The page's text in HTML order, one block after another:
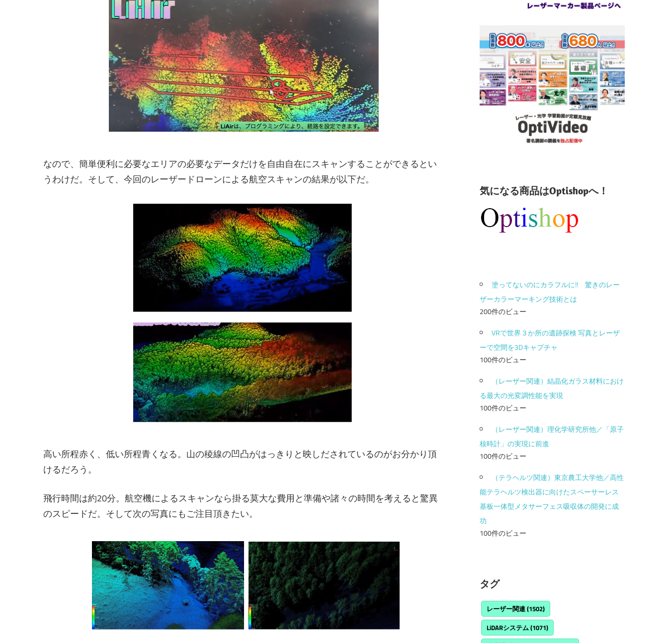
なので、簡単便利に必要なエリアの必要なデータだけを自由自在にスキャンすることができるとい
うわけだ。そして、今回のレーザードローンによる航空スキャンの結果が以下だ。
高い所程赤く、低い所程青くなる。山の稜線の凹凸がはっきりと映しだされているのがお分かり頂
けるだろう。
飛行時間は約20分。航空機によるスキャンなら掛る莫大な費用と準備や諸々の時間を考えると驚異
のスピードだ。そして次の写真にもご注目頂きたい。
気になる商品はOptishopへ！
塗ってないのにカラフルに!! 驚きのレー
ザーカラーマーキング技術とは
200件のビュー
VRで世界３か所の遺跡探検 写真とレーザ
ーで空間を3Dキャプチャ
100件のビュー
（レーザー関連）結晶化ガラス材料におけ
る最大の光変調性能を実現
100件のビュー
（レーザー関連）理化学研究所他／「原子
核時計」の実現に前進
100件のビュー
（テラヘルツ関連）東京農工大学他／高性
能テラヘルツ検出器に向けたスペーサーレス
基板一体型メタサーフェス吸収体の開発に成
功
100件のビュー
タグ
レーザー関連(1502)
LiDARシステム(1071)